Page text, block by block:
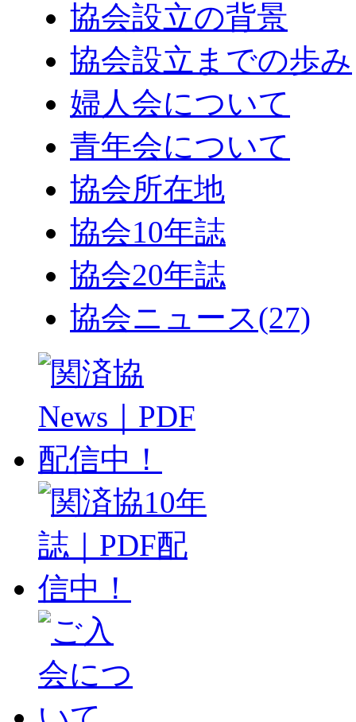
協会設立の背景
協会設立までの歩み
婦人会について
青年会について
協会所在地
協会10年誌
協会20年誌
協会ニュース(27)